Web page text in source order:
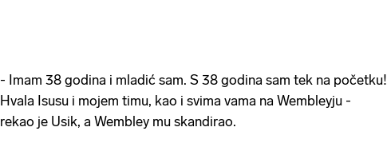
- Imam 38 godina i mladić sam. S 38 godina sam tek na početku!
Hvala Isusu i mojem timu, kao i svima vama na Wembleyju -
rekao je Usik, a Wembley mu skandirao.